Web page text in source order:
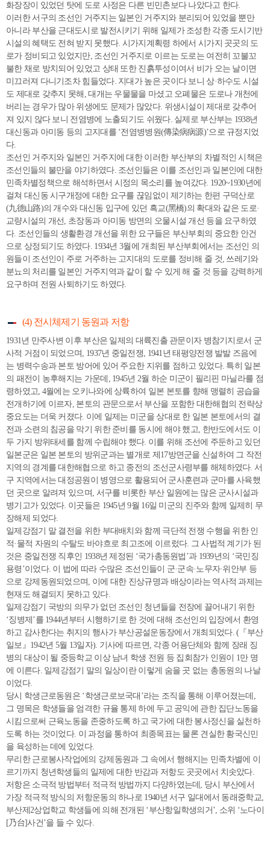
화장장이 있었던 탓에 도로 사정은 다른 빈민촌보다 나았다고 한다.
이러한 서구의 조선인 거주지는 일본인 거주지와 분리되어 있었을 뿐만
아니라 부산을 근대도시로 발전시키기 위해 일제가 조성한 각종 도시기반
시설의 혜택도 전혀 받지 못했다. 시가지계획령 하에서 시가지 곳곳의 도
로가 정비되고 있었지만, 조선인 거주지로 이르는 도로는 여전히 꼬불꼬
불한 채로 방치되어 있었고 상태 또한 진흙투성이여서 비가 오는 날이면
미끄러져 다니기조차 힘들었다. 지대가 높은 곳이다 보니 상·하수도 시설
도 제대로 갖추지 못해, 대개는 우물물을 마셨고 오폐물은 도로나 개천에
버리는 경우가 많아 위생에도 문제가 많았다. 위생시설이 제대로 갖추어
져 있지 않다 보니 전염병에 노출되기도 쉬웠다. 실제로 부산부는 1938년
대신동과 아미동 등의 고지대를 ‘전염병병원(傳染病病源)’으로 규정지었
다.
조선인 거주지와 일본인 거주지에 대한 이러한 부산부의 차별적인 시책은
조선인들의 불만을 야기하였다. 조선인들은 이를 조선인과 일본인에 대한
민족차별정책으로 해석하면서 시정의 목소리를 높여갔다. 1920~1930년에
걸쳐 대신동 시구개정에 대한 요구를 끊임없이 제기하는 한편 구덕산로
(九德山路)의 개수와 대신동 입구에 있던 흑교(黑橋)의 확대와 같은 도로·
교량시설의 개선, 초장동과 아미동 방면의 오물시설 개선 등을 요구하였
다. 조선인들의 생활환경 개선을 위한 요구들은 부산부회의 중요한 안건
으로 상정되기도 하였다. 1934년 3월에 개최된 부산부회에서는 조선인 의
원들이 조선인이 주로 거주하는 고지대의 도로를 정비해 줄 것, 쓰레기와
분뇨의 처리를 일본인 거주지역과 같이 할 수 있게 해 줄 것 등을 강력하게
요구하며 전원 사퇴하기도 하였다.
(4) 전시체제기 동원과 저항
1931년 만주사변 이후 부산은 일제의 대륙진출 관문이자 병참기지로서 군
사적 거점이 되었으며, 1937년 중일전쟁, 1941년 태평양전쟁 발발 즈음에
는 병력수송과 본토 방어에 있어 주요한 지위를 점하고 있었다. 특히 일본
의 패전이 농후해지는 가운데, 1945년 2월 하순 미군이 필리핀 마닐라를 점
령하였고, 4월에는 오키나와에 상륙하여 일본 본토를 향해 맹렬히 공습을
전개하기에 이르자, 본토의 관문으로서 부산을 포함한 대한해협의 전략상
중요도는 더욱 커졌다. 이에 일제는 미군을 상대로 한 일본 본토에서의 결
전과 소련의 침공을 막기 위한 준비를 동시에 해야 했고, 한반도에서도 이
두 가지 방위태세를 함께 수립해야 했다. 이를 위해 조선에 주둔하고 있던
일본군은 일본 본토의 방위군과는 별개로 제17방면군을 신설하여 그 작전
지역의 경계를 대한해협으로 하고 종전의 조선군사령부를 해체하였다. 서
구 지역에서는 대정공원이 병영으로 활용되어 군사훈련과 군마를 사육했
던 곳으로 알려져 있으며, 서구를 비롯한 부산 일원에는 많은 군사시설과
병기고가 있었다. 이곳들은 1945년 9월 16일 미군의 진주와 함께 일제히 무
장해제 되었다.
일제강점기 말 결전을 위한 부대배치와 함께 극단적 전쟁 수행을 위한 인
적·물적 자원의 수탈도 바야흐로 최고조에 이르렀다. 그 사법적 계기가 된
것은 중일전쟁 직후인 1938년 제정된 ‘국가총동원법’과 1939년의 ‘국민징
용령’이었다. 이 법에 따라 수많은 조선인들이 군·군속·노무자·위안부 등
으로 강제동원되었으며, 이에 대한 진상규명과 배상이라는 역사적 과제는
현재도 해결되지 못하고 있다.
일제강점기 국방의 의무가 없던 조선인 청년들을 전장에 끌어내기 위한
‘징병제’를 1944년부터 시행하기로 한 것에 대해 조선인의 입장에서 환영
하고 감사한다는 취지의 행사가 부산공설운동장에서 개최되었다. (『부산
일보』1942년 5월 13일자). 기사에 따르면, 각종 어용단체와 함께 장래 징
병의 대상이 될 중등학교 이상 남녀 학생 전원 등 집회참가 인원이 1만 명
에 이른다. 일제강점기 말의 일상이란 이렇게 숨을 곳 없는 총동원의 나날
이었다.
당시 학생근로동원은 ‘학생근로보국대’라는 조직을 통해 이루어졌는데,
그 명목은 학생들을 엄격한 규율 통제 하에 두고 공익에 관한 집단노동을
시킴으로써 근육노동을 존중하도록 하고 국가에 대한 봉사정신을 실천하
도록 하는 것이었다. 이 과정을 통하여 최종목표는 물론 견실한 황국신민
을 육성하는 데에 있었다.
무리한 근로봉사작업에의 강제동원과 그 속에서 행해지는 민족차별에 이
르기까지 청년학생들의 일제에 대한 반감과 저항도 곳곳에서 치솟았다.
저항은 소극적 방법부터 적극적 방법까지 다양하였는데, 당시 부산에서
가장 적극적 방식의 저항운동의 하나로 1940년 서구 일대에서 동래중학교,
부산제2상업학교 학생들에 의해 전개된 ‘부산항일학생의거’, 소위 ‘노다이
[乃台]사건’을 들 수 있다.